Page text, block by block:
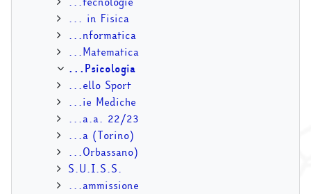
... in Fisica
...nformatica
...Matematica
...Psicologia
...ello Sport
...ie Mediche
...a.a. 22/23
...a (Torino)
...Orbassano)
S.U.I.S.S.
...ammissione